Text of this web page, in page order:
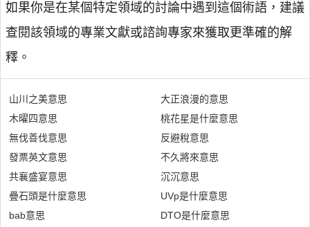
如果你是在某個特定領域的討論中遇到這個術語，建議
查閱該領域的專業文獻或諮詢專家來獲取更準確的解
釋。
山川之美意思
木曜四意思
無伐善伐意思
發票英文意思
共襄盛宴意思
疊石頭是什麼意思
bab意思
大正浪漫的意思
桃花星是什麼意思
反避稅意思
不久將來意思
沉沉意思
UVp是什麼意思
DTO是什麼意思